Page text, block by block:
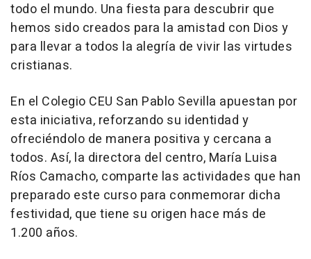
todo el mundo. Una fiesta para descubrir que
hemos sido creados para la amistad con Dios y
para llevar a todos la alegría de vivir las virtudes
cristianas.
En el Colegio CEU San Pablo Sevilla apuestan por
esta iniciativa, reforzando su identidad y
ofreciéndolo de manera positiva y cercana a
todos. Así, la directora del centro, María Luisa
Ríos Camacho, comparte las actividades que han
preparado este curso para conmemorar dicha
festividad, que tiene su origen hace más de
1.200 años.